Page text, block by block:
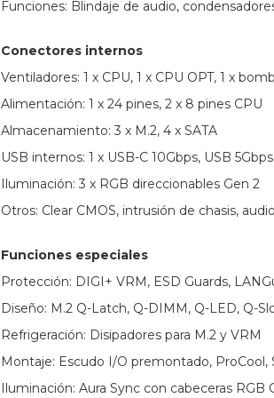
Funciones: Blindaje de audio,
Conectores internos
Ventiladores: 1 x CPU, 1 x CPU OPT, 1 x
Alimentación: 1 x 24 pines, 2 x 8 pines CPU
Almacenamiento: 3 x M.2, 4 x SATA
USB internos: 1 x USB-C 10Gbps, USB
Iluminación: 3 x RGB direccionables Gen 2
Otros: Clear CMOS, intrusión de chasis,
Funciones especiales
Protección: DIGI+ VRM, ESD Guards,
Diseño: M.2 Q-Latch, Q-DIMM, Q-LED, Q-
Refrigeración: Disipadores para M.2 y VRM
Montaje: Escudo I/O premontado, ProCool,
Iluminación: Aura Sync con cabeceras RGB